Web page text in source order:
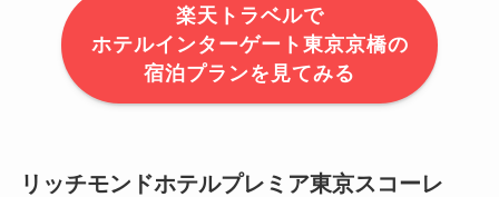
楽天トラベルで
ホテルインターゲート東京京橋の
宿泊プランを見てみる
リッチモンドホテルプレミア東京スコーレ